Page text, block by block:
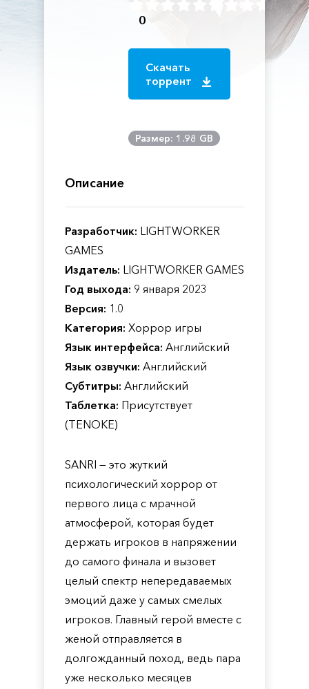
0
Скачать
торрент
Размер: 1.98 GB
Описание
Разработчик: LIGHTWORKER
GAMES
Издатель: LIGHTWORKER GAMES
Год выхода: 9 января 2023
Версия: 1.0
Категория: Хоррор игры
Язык интерфейса: Английский
Язык озвучки: Английский
Субтитры: Английский
Таблетка: Присутствует
(TENOKE)
SANRI — это жуткий
психологический хоррор от
первого лица с мрачной
атмосферой, которая будет
держать игроков в напряжении
до самого финала и вызовет
целый спектр непередаваемых
эмоций даже у самых смелых
игроков. Главный герой вместе с
женой отправляется в
долгожданный поход, ведь пара
уже несколько месяцев